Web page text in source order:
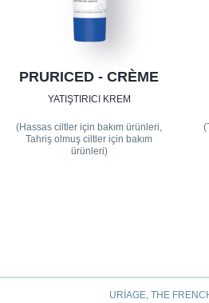
PRURICED - CRÈME
YATIŞTIRICI KREM
(Hassas ciltler için bakım ürünleri,
Tahriş olmuş ciltler için bakım
ürünleri)
URIAGE, THE